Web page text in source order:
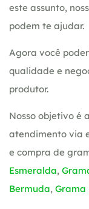
este assunto,
podem te ajudar.
Agora você
qualidade e
produtor.
Nosso objetivo é
atendimento via
e compra de
Esmeralda,
Bermuda, Grama